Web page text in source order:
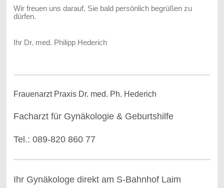
Wir freuen uns darauf, Sie bald persönlich begrüßen zu
dürfen.
Ihr Dr. med. Philipp Hederich
Frauenarzt Praxis Dr. med. Ph. Hederich
Facharzt für Gynäkologie & Geburtshilfe
Tel.: 089-820 860 77
Ihr Gynäkologe direkt am S-Bahnhof Laim